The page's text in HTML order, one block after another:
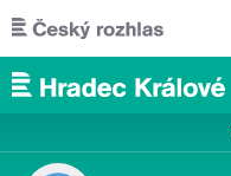
Přejít k hlavnímu obsahu